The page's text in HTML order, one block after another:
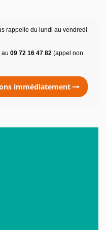
rappelle du lundi au vendredi
au 09 72 16 47 82 (appel non
immédiatement